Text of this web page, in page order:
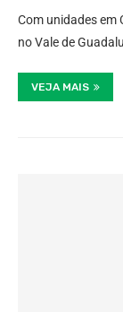
Com unidades em
no Vale de
VEJA MAIS